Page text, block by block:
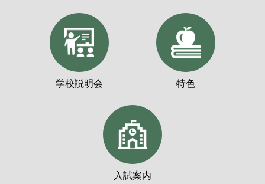
学校説明会 特色
入試案内